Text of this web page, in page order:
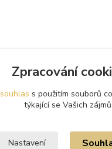
Zpracování
souhlas s použitím souborů
týkající se Vašich zájmů.
Nastavení